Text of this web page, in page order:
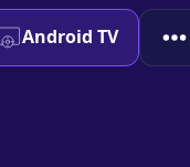
Android TV